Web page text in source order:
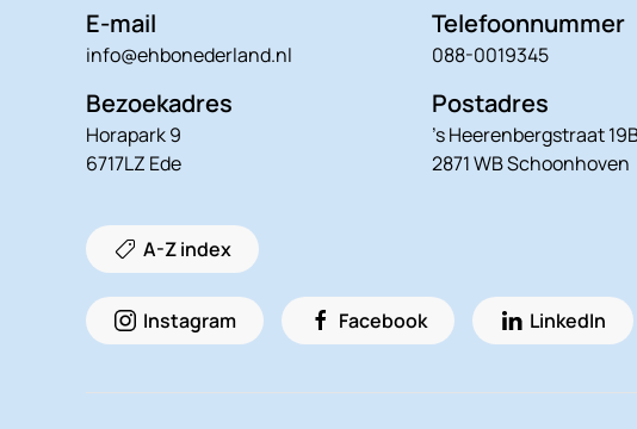
E-mail
info@ehbonederland.nl
Telefoonnummer
088-0019345
Bezoekadres
Horapark 9
6717LZ Ede
Postadres
’s Heerenbergstraat
2871 WB Schoonhoven
A-Z index
Instagram Facebook LinkedIn